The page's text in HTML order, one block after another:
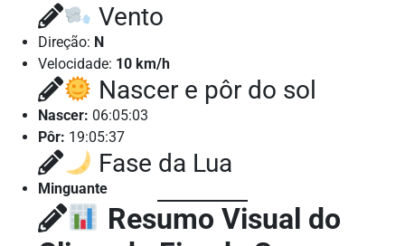
Vento
Direção: N
Velocidade: 10 km/h
Nascer e pôr do sol
Nascer: 06:05:03
Pôr: 19:05:37
Fase da Lua
Minguante
Resumo Visual do